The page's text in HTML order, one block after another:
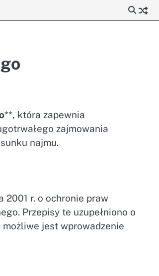
**, która zapewnia
zajmowania
najmu.
2001 r. o ochronie praw
Przepisy te uzupełniono o
jest wprowadzenie